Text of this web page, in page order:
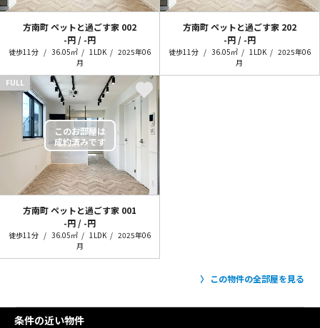
方南町 ペットと過ごす家 002
-円 / -円
徒歩11分 36.05㎡ 1LDK
2025年06
月
方南町 ペットと過ごす家 202
-円 / -円
徒歩11分 36.05㎡ 1LDK
2025年06
月
FULL
方南町 ペットと過ごす家 001
-円 / -円
徒歩11分 36.05㎡ 1LDK
2025年06
月
この物件の全部屋を見る
条件の近い物件